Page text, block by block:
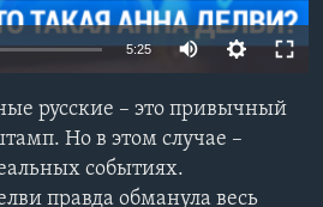
5:25
русские – это привычный
Но в этом случае –
событиях.
правда обманула весь